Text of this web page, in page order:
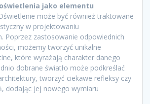
jako elementu
może być również traktowane
w projektowaniu
Poprzez zastosowanie odpowiednich
możemy tworzyć unikalne
które wyrażają charakter danego
dobrane światło może podkreślać
tworzyć ciekawe refleksy czy
dodając jej nowego wymiaru